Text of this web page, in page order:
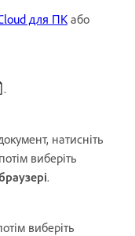
для ПК або
.
натисніть
виберіть
.
виберіть